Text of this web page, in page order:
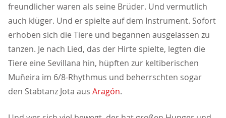
freundlicher waren als seine Brüder. Und vermutlich
auch klüger. Und er spielte auf dem Instrument. Sofort
erhoben sich die Tiere und begannen ausgelassen zu
tanzen. Je nach Lied, das der Hirte spielte, legten die
Tiere eine Sevillana hin, hüpften zur keltiberischen
Muñeira im 6/8-Rhythmus und beherrschten sogar
den Stabtanz Jota aus Aragón.